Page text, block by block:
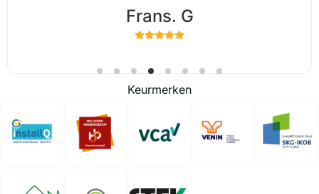
Naud. V
Keurmerken